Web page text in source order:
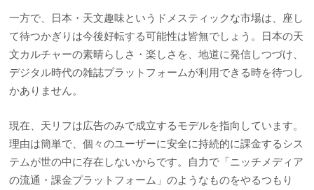
一方で、日本・天文趣味というドメスティックな市場は、座し
て待つかぎりは今後好転する可能性は皆無でしょう。日本の天
文カルチャーの素晴らしさ・楽しさを、地道に発信しつづけ、
デジタル時代の雑誌プラットフォームが利用できる時を待つし
かありません。
現在、天リフは広告のみで成立するモデルを指向しています。
理由は簡単で、個々のユーザーに安全に持続的に課金するシス
テムが世の中に存在しないからです。自力で「ニッチメディア
の流通・課金プラットフォーム」のようなものをやるつもり